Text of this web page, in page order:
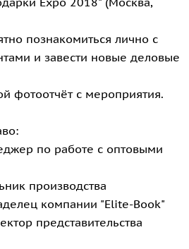
Expo 2018" (Москва,
познакомиться лично с
и завести новые деловые
фотоотчёт c мероприятия.
по работе с оптовыми
производства
компании "Elite-Book"
представительства